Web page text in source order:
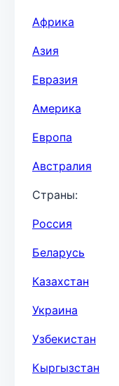
Африка
Азия
Евразия
Америка
Европа
Австралия
Страны:
Россия
Беларусь
Казахстан
Украина
Узбекистан
Кыргызстан